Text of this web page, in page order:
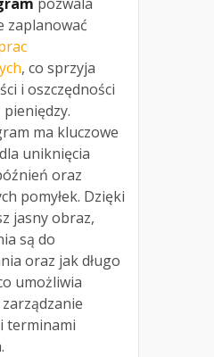
zaplanować
, co sprzyja
i oszczędności
ma kluczowe
uniknięcia
oraz
pomyłek. Dzięki
jasny obraz,
są do
oraz jak długo
umożliwia
terminami